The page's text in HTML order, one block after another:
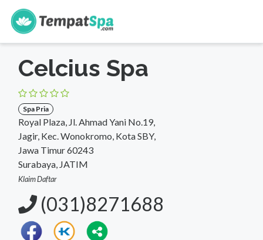
s
Celcius Spa
Spa Pria
Royal Plaza, Jl. Ahmad Yani No.19,
Jagir, Kec. Wonokromo, Kota SBY,
Jawa Timur 60243
Surabaya, JATIM
Klaim Daftar
(031)8271688